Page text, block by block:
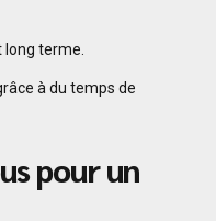
terme.
à du temps de
pour un